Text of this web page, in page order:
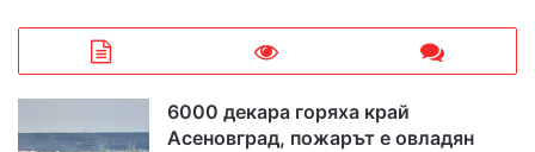
6000 декара горяха край
Асеновград, пожарът е овладян